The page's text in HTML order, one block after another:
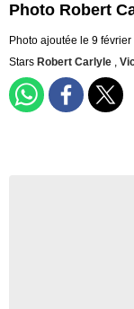
Photo Robert
Photo ajoutée le 9
Stars Robert Carlyle ,